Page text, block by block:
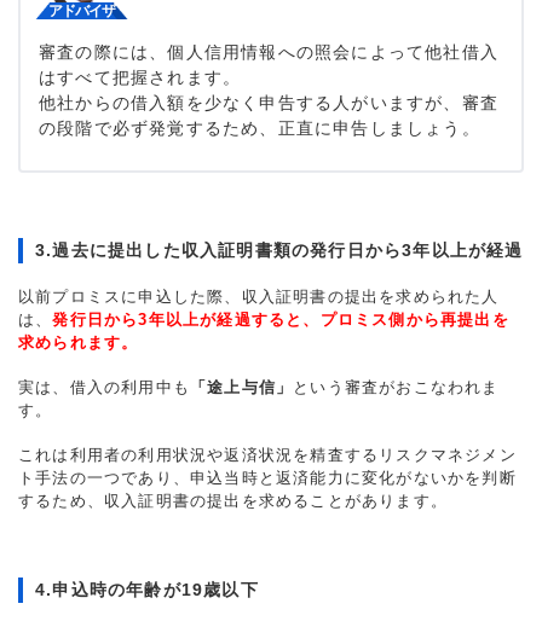
審査の際には、個人信用情報への照会によって他社借入
はすべて把握されます。
他社からの借入額を少なく申告する人がいますが、審査
の段階で必ず発覚するため、正直に申告しましょう。
3.過去に提出した収入証明書類の発行日から3年以上が経過
以前プロミスに申込した際、収入証明書の提出を求められた人
は、発行日から3年以上が経過すると、プロミス側から再提出を
求められます。
実は、借入の利用中も 「途上与信」
という審査がおこなわれま
す。
これは利用者の利用状況や返済状況を精査するリスクマネジメン
ト手法の一つであり、申込当時と返済能力に変化がないかを判断
するため、収入証明書の提出を求めることがあります。
4.申込時の年齢が19歳以下